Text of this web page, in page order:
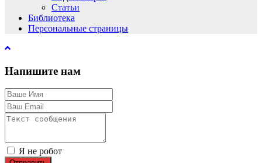
Статьи
Библиотека
Персональные страницы
Напишите нам
Я не робот